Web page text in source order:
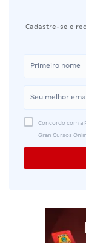
Cadastre-se e
Concordo com a
Gran Cursos